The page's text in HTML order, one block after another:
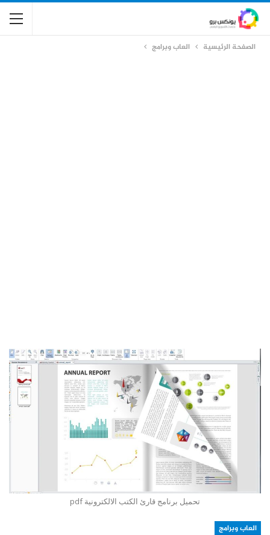
الصفحة الرئيسية العاب وبرامج
تحميل برنامج قارئ الكتب الالكترونية pdf
العاب وبرامج